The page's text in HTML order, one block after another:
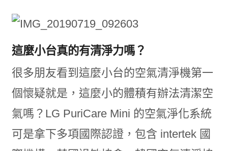
這麼小台真的有清淨力嗎？
很多朋友看到這麼小台的空氣清淨機第一
個懷疑就是，這麼小的體積有辦法清潔空
氣嗎？LG PuriCare Mini 的空氣淨化系統
可是拿下多項國際認證，包含 intertek 國